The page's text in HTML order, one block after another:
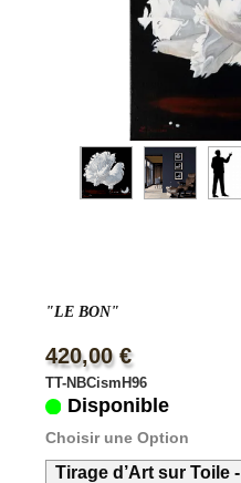
COMMANDE
L'ARTISTE.
CONTACT
"LE BON"
420,00 €
TT-NBCismH96
Disponible
Choisir une Option
Tirage d’Art sur Toile